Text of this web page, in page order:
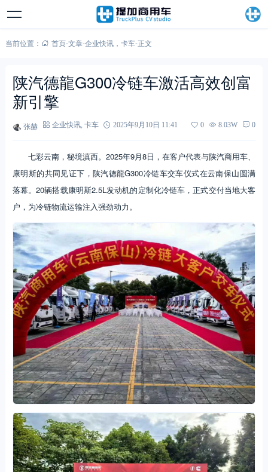
当前位置： 首页-文章-企业快讯， 卡车-正文
陕汽德龍G300冷链车激活高效创富
新引擎
张赫 企业快讯, 卡车 2025年9月10日 11:41 0 8.03W 0
七彩云南，秘境滇西。2025年9月8日，在客户代表与陕汽商用车、
康明斯的共同见证下，陕汽德龍G300冷链车交车仪式在云南保山圆满
落幕。20辆搭载康明斯2.5L发动机的定制化冷链车，正式交付当地大客
户，为冷链物流运输注入强劲动力。